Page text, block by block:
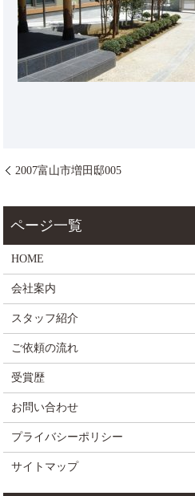
2007富山市増田邸005
HOME
会社案内
スタッフ紹介
ご依頼の流れ
受賞歴
お問い合わせ
プライバシーポリシー
サイトマップ